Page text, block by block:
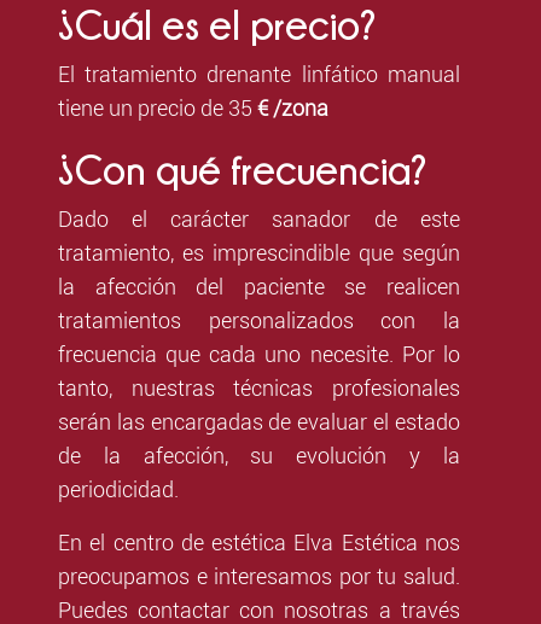
¿Cuál es el precio?
El tratamiento drenante linfático manual
tiene un precio de 35 € /zona
¿Con qué frecuencia?
Dado el carácter sanador de este
tratamiento, es imprescindible que según
la afección del paciente se realicen
tratamientos personalizados con la
frecuencia que cada uno necesite. Por lo
tanto, nuestras técnicas profesionales
serán las encargadas de evaluar el estado
de la afección, su evolución y la
periodicidad.
En el centro de estética Elva Estética nos
preocupamos e interesamos por tu salud.
Puedes contactar con nosotras a través